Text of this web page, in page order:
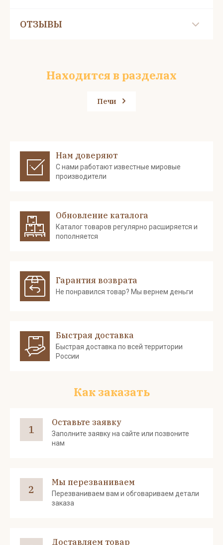
ОТЗЫВЫ
Находится в разделах
Печи
Нам доверяют
С нами работают известные мировые
производители
Обновление каталога
Каталог товаров регулярно расширяется и
пополняется
Гарантия возврата
Не понравился товар? Мы вернем деньги
Быстрая доставка
Быстрая доставка по всей территории
России
Как заказать
1
Оставьте заявку
Заполните заявку на сайте или позвоните
нам
2
Мы перезваниваем
Перезваниваем вам и обговариваем детали
заказа
Доставляем товар